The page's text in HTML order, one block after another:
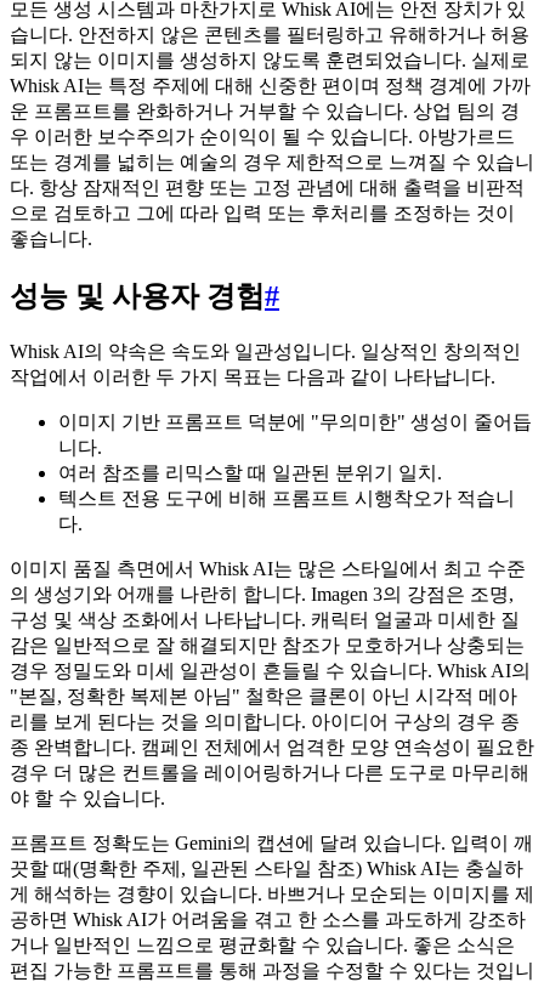
모든 생성 시스템과 마찬가지로 Whisk AI에는 안전 장치가 있
습니다. 안전하지 않은 콘텐츠를 필터링하고 유해하거나 허용
되지 않는 이미지를 생성하지 않도록 훈련되었습니다. 실제로
Whisk AI는 특정 주제에 대해 신중한 편이며 정책 경계에 가까
운 프롬프트를 완화하거나 거부할 수 있습니다. 상업 팀의 경
우 이러한 보수주의가 순이익이 될 수 있습니다. 아방가르드
또는 경계를 넓히는 예술의 경우 제한적으로 느껴질 수 있습니
다. 항상 잠재적인 편향 또는 고정 관념에 대해 출력을 비판적
으로 검토하고 그에 따라 입력 또는 후처리를 조정하는 것이
좋습니다.
성능 및 사용자 경험#
Whisk AI의 약속은 속도와 일관성입니다. 일상적인 창의적인
작업에서 이러한 두 가지 목표는 다음과 같이 나타납니다.
이미지 기반 프롬프트 덕분에 "무의미한" 생성이 줄어듭
니다.
여러 참조를 리믹스할 때 일관된 분위기 일치.
텍스트 전용 도구에 비해 프롬프트 시행착오가 적습니
다.
이미지 품질 측면에서 Whisk AI는 많은 스타일에서 최고 수준
의 생성기와 어깨를 나란히 합니다. Imagen 3의 강점은 조명,
구성 및 색상 조화에서 나타납니다. 캐릭터 얼굴과 미세한 질
감은 일반적으로 잘 해결되지만 참조가 모호하거나 상충되는
경우 정밀도와 미세 일관성이 흔들릴 수 있습니다. Whisk AI의
"본질, 정확한 복제본 아님" 철학은 클론이 아닌 시각적 메아
리를 보게 된다는 것을 의미합니다. 아이디어 구상의 경우 종
종 완벽합니다. 캠페인 전체에서 엄격한 모양 연속성이 필요한
경우 더 많은 컨트롤을 레이어링하거나 다른 도구로 마무리해
야 할 수 있습니다.
프롬프트 정확도는 Gemini의 캡션에 달려 있습니다. 입력이 깨
끗할 때(명확한 주제, 일관된 스타일 참조) Whisk AI는 충실하
게 해석하는 경향이 있습니다. 바쁘거나 모순되는 이미지를 제
공하면 Whisk AI가 어려움을 겪고 한 소스를 과도하게 강조하
거나 일반적인 느낌으로 평균화할 수 있습니다. 좋은 소식은
편집 가능한 프롬프트를 통해 과정을 수정할 수 있다는 것입니